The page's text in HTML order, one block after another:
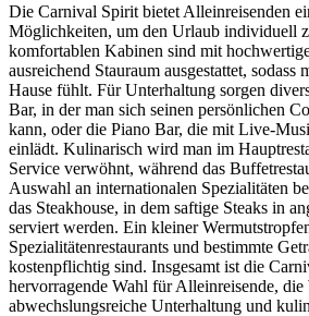
Die Carnival Spirit bietet Alleinreisenden
Möglichkeiten, um den Urlaub individuell
komfortablen Kabinen sind mit
ausreichend Stauraum ausgestattet, sodass
Hause fühlt. Für Unterhaltung sorgen
Bar, in der man sich seinen persönlichen
kann, oder die Piano Bar, die mit Live-
einlädt. Kulinarisch wird man im
Service verwöhnt, während das
Auswahl an internationalen Spezialitäten
das Steakhouse, in dem saftige Steaks in
serviert werden. Ein kleiner
Spezialitätenrestaurants und bestimmte
kostenpflichtig sind. Insgesamt ist die
hervorragende Wahl für Alleinreisende,
abwechslungsreiche Unterhaltung und